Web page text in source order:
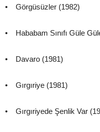
• Görgüsüzler (1982)
• Hababam Sınıfı Güle
• Davaro (1981)
• Gırgıriye (1981)
• Gırgıriyede Şenlik Var